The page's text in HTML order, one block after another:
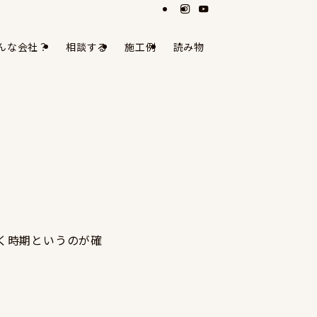
な会社？ 相談する 施工例 読み物
時期というのが確